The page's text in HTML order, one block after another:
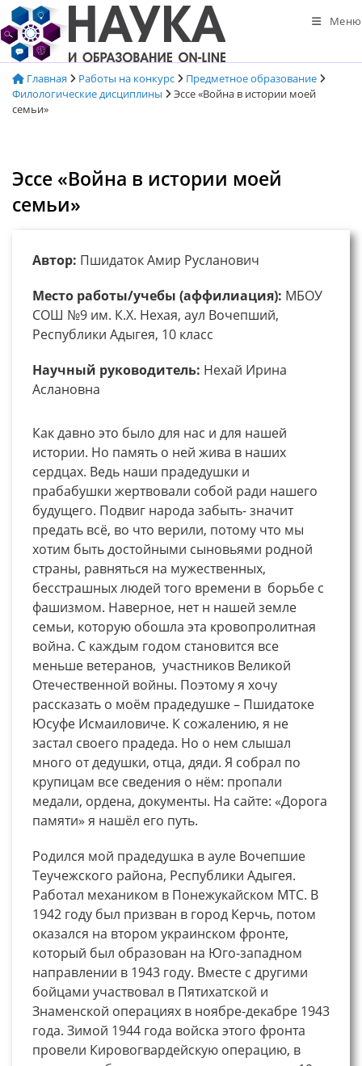
Перейти
к
содержимому
Меню
Главная Работы на конкурс
Предметное образование
Филологические дисциплины
Эссе «Война в истории моей
семьи»
Эссе «Война в истории моей
семьи»
Автор: Пшидаток Амир Русланович
Место работы/учебы (аффилиация): МБОУ
СОШ №9 им. К.Х. Нехая, аул Вочепший,
Республики Адыгея, 10 класс
Научный руководитель: Нехай Ирина
Аслановна
Как давно это было для нас и для нашей
истории. Но память о ней жива в наших
сердцах. Ведь наши прадедушки и
прабабушки жертвовали собой ради нашего
будущего. Подвиг народа забыть- значит
предать всё, во что верили, потому что мы
хотим быть достойными сыновьями родной
страны, равняться на мужественных,
бесстрашных людей того времени в борьбе с
фашизмом. Наверное, нет н нашей земле
семьи, которую обошла эта кровопролитная
война. С каждым годом становится все
меньше ветеранов, участников Великой
Отечественной войны. Поэтому я хочу
рассказать о моём прадедушке – Пшидатоке
Юсуфе Исмаиловиче. К сожалению, я не
застал своего прадеда. Но о нем слышал
много от дедушки, отца, дяди. Я собрал по
крупицам все сведения о нём: пропали
медали, ордена, документы. На сайте: «Дорога
памяти» я нашёл его путь.
Родился мой прадедушка в ауле Вочепшие
Теучежского района, Республики Адыгея.
Работал механиком в Понежукайском МТС. В
1942 году был призван в город Керчь, потом
оказался на втором украинском фронте,
который был образован на Юго-западном
направлении в 1943 году. Вместе с другими
бойцами участвовал в Пятихатской и
Знаменской операциях в ноябре-декабре 1943
года. Зимой 1944 года войска этого фронта
провели Кировогвардейскую операцию, в